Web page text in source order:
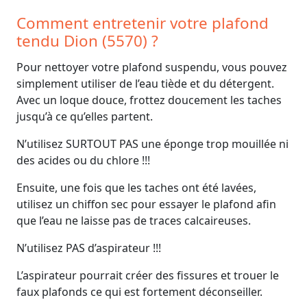
Comment entretenir votre plafond
tendu Dion (5570) ?
Pour nettoyer votre plafond suspendu, vous pouvez
simplement utiliser de l’eau tiède et du détergent.
Avec un loque douce, frottez doucement les taches
jusqu’à ce qu’elles partent.
N’utilisez SURTOUT PAS une éponge trop mouillée ni
des acides ou du chlore !!!
Ensuite, une fois que les taches ont été lavées,
utilisez un chiffon sec pour essayer le plafond afin
que l’eau ne laisse pas de traces calcaireuses.
N’utilisez PAS d’aspirateur !!!
L’aspirateur pourrait créer des fissures et trouer le
faux plafonds ce qui est fortement déconseiller.